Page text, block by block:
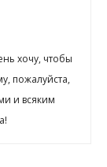
хочу, чтобы
пожалуйста,
и всяким